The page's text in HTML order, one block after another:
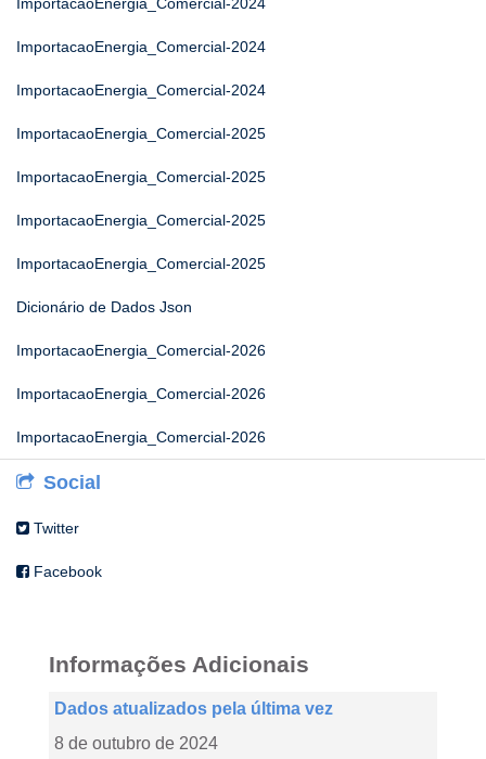
ImportacaoEnergia_Comercial-2024
ImportacaoEnergia_Comercial-2024
ImportacaoEnergia_Comercial-2025
ImportacaoEnergia_Comercial-2025
ImportacaoEnergia_Comercial-2025
ImportacaoEnergia_Comercial-2025
Dicionário de Dados Json
ImportacaoEnergia_Comercial-2026
ImportacaoEnergia_Comercial-2026
ImportacaoEnergia_Comercial-2026
Social
Twitter
Facebook
Informações Adicionais
Dados atualizados pela última vez
8 de outubro de 2024